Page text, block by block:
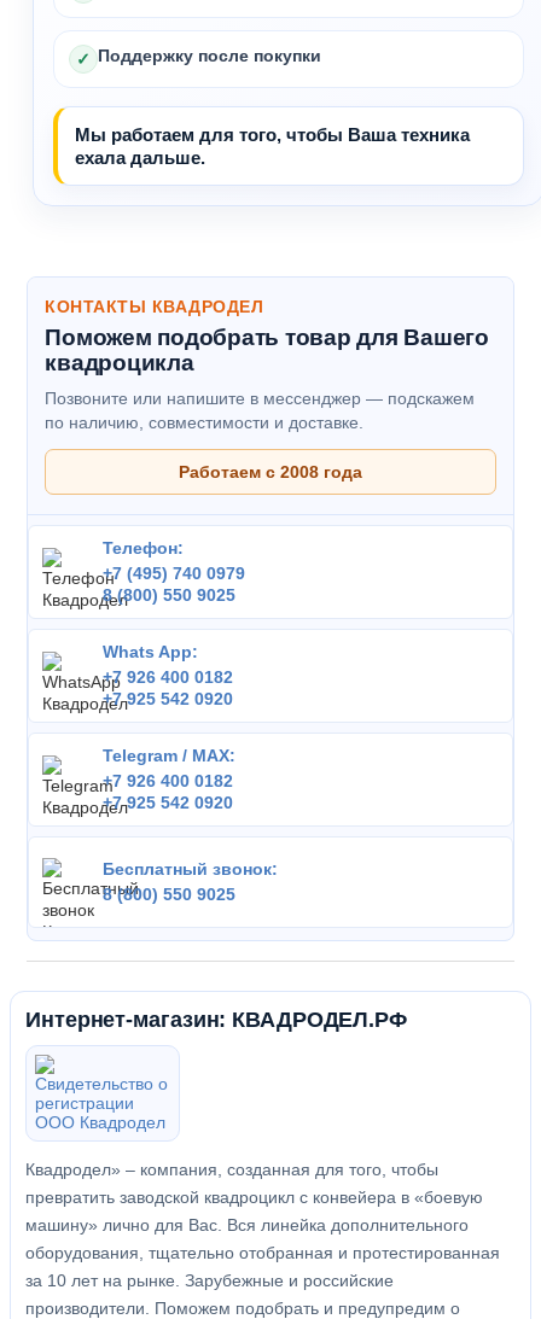
✓ Поддержку после покупки
Мы работаем для того, чтобы Ваша техника
ехала дальше.
КОНТАКТЫ КВАДРОДЕЛ
Поможем подобрать товар для Вашего
квадроцикла
Позвоните или напишите в мессенджер — подскажем
по наличию, совместимости и доставке.
Работаем с 2008 года
Телефон:
+7 (495) 740 0979
8 (800) 550 9025
Whats App:
+7 926 400 0182
+7 925 542 0920
Telegram / MAX:
+7 926 400 0182
+7 925 542 0920
Бесплатный звонок:
8 (800) 550 9025
Интернет-магазин: КВАДРОДЕЛ.РФ
Квадродел» – компания, созданная для того, чтобы
превратить заводской квадроцикл с конвейера в «боевую
машину» лично для Вас. Вся линейка дополнительного
оборудования, тщательно отобранная и протестированная
за 10 лет на рынке. Зарубежные и российские
производители. Поможем подобрать и предупредим о